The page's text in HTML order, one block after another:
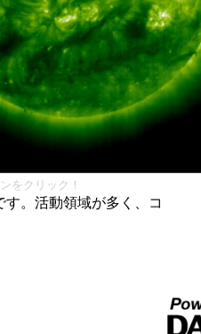
をクリック！
。活動領域が多く、コ